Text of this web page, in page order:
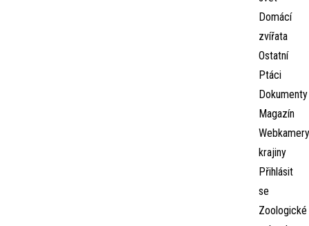
Domácí
zvířata
Ostatní
Ptáci
Dokumenty
Magazín
Webkamery
krajiny
Přihlásit
se
Zoologické